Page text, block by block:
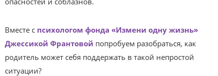
Вместе с психологом фонда «Измени одну жизнь»
Джессикой Франтовой попробуем разобраться, как
родитель может себя поддержать в такой непростой
ситуации?